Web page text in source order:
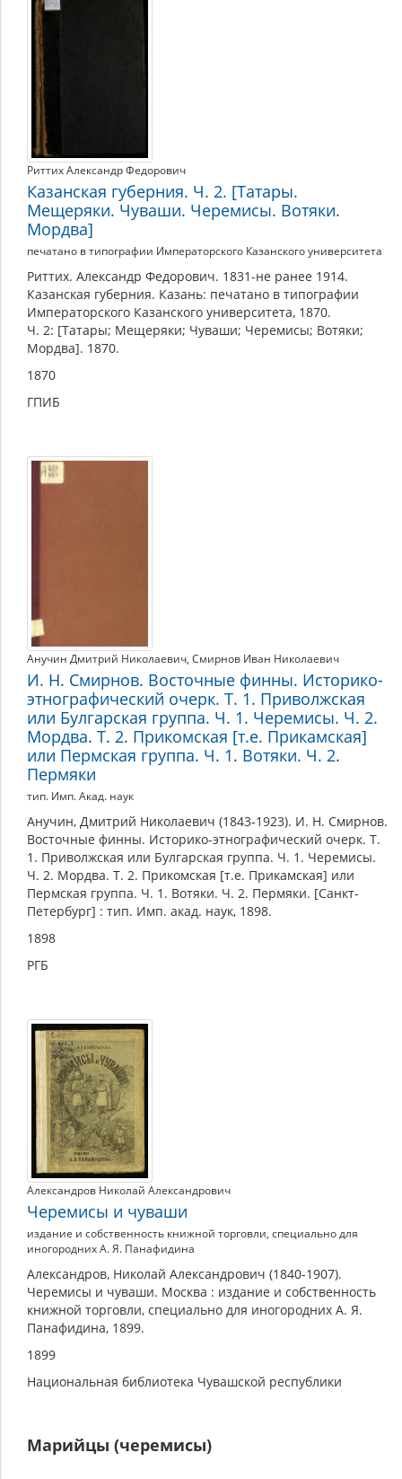
Риттих Александр Федорович
Казанская губерния. Ч. 2. [Татары.
Мещеряки. Чуваши. Черемисы. Вотяки.
Мордва]
печатано в типографии Императорского Казанского университета
Риттих. Александр Федорович. 1831-не ранее 1914.
Казанская губерния. Казань: печатано в типографии
Императорского Казанского университета, 1870.
Ч. 2: [Татары; Мещеряки; Чуваши; Черемисы; Вотяки;
Мордва]. 1870.
1870
ГПИБ
Анучин Дмитрий Николаевич, Смирнов Иван Николаевич
И. Н. Смирнов. Восточные финны. Историко-
этнографический очерк. Т. 1. Приволжская
или Булгарская группа. Ч. 1. Черемисы. Ч. 2.
Мордва. Т. 2. Прикомская [т.е. Прикамская]
или Пермская группа. Ч. 1. Вотяки. Ч. 2.
Пермяки
тип. Имп. Акад. наук
Анучин, Дмитрий Николаевич (1843-1923). И. Н. Смирнов.
Восточные финны. Историко-этнографический очерк. Т.
1. Приволжская или Булгарская группа. Ч. 1. Черемисы.
Ч. 2. Мордва. Т. 2. Прикомская [т.е. Прикамская] или
Пермская группа. Ч. 1. Вотяки. Ч. 2. Пермяки. [Санкт-
Петербург] : тип. Имп. акад. наук, 1898.
1898
РГБ
Александров Николай Александрович
Черемисы и чуваши
издание и собственность книжной торговли, специально для
иногородних А. Я. Панафидина
Александров, Николай Александрович (1840-1907).
Черемисы и чуваши. Москва : издание и собственность
книжной торговли, специально для иногородних А. Я.
Панафидина, 1899.
1899
Национальная библиотека Чувашской республики
Марийцы (черемисы)